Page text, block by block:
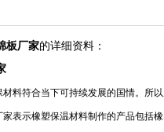
板厂家的详细资料：
料符合当下可持续发展的国情。所
表示橡塑保温材料制作的产品包括